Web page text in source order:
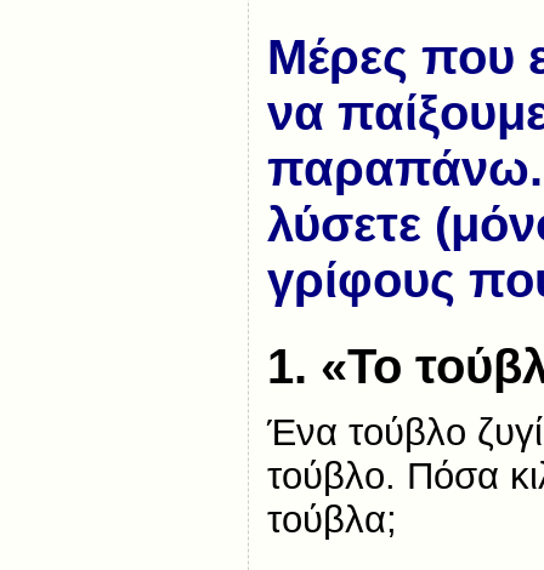
Μέρες που
να
παραπάνω.
λύσετε
γρίφους
1. «Το
Ένα τούβλο
τούβλο. Πόσα
τούβλα;